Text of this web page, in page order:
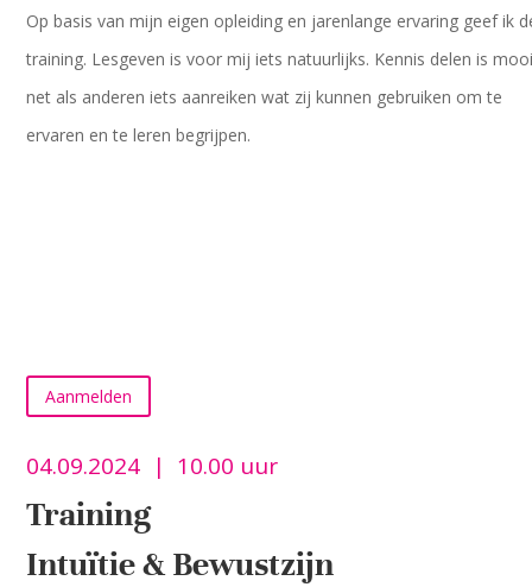
Op basis van mijn eigen opleiding en jarenlange ervaring geef ik
training. Lesgeven is voor mij iets natuurlijks. Kennis delen is
net als anderen iets aanreiken wat zij kunnen gebruiken om te
ervaren en te leren begrijpen.
Aanmelden
04.09.2024 | 10.00 uur
Training
Intuïtie & Bewustzijn